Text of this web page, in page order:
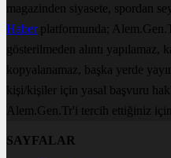
magazinden siyasete, spordan
Haberplatformunda;
gösterilmeden alıntı yapılamaz,
kopyalanamaz, başka yerde
kişi/kişiler için yasal başvuru
Alem.Gen.Tr'i tercih ettiğiniz
SAYFALAR